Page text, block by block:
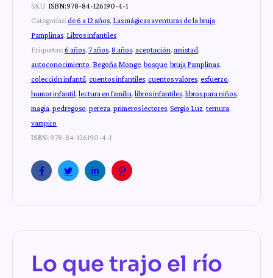
SKU: ISBN:978-84-126190-4-1
Categorías: de 6 a 12 años, Las mágicas aventuras de la bruja
Pamplinas, Libros infantiles
Etiquetas: 6 años, 7 años, 8 años, aceptación, amistad,
autoconocimiento, Begoña Monge, bosque, bruja Pamplinas,
colección infantil, cuentos infantiles, cuentos valores, esfuerzo,
humor infantil, lectura en familia, libros infantiles, libros para niños,
magia, pedregoso, pereza, primeros lectores, Sergio Luz, ternura,
vampiro
ISBN: 978-84-126190-4-1
FacebookTwitter LinkedinPinterest
Lo que trajo el río